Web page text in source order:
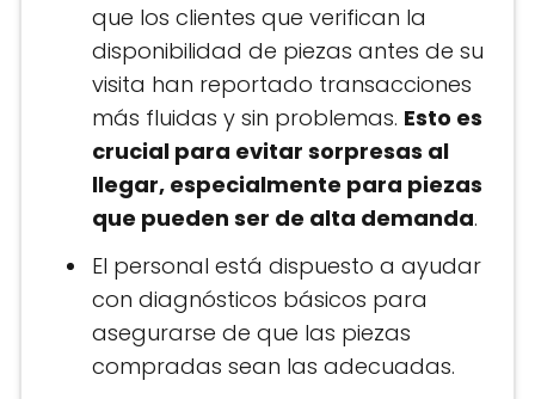
que los clientes que verifican la
disponibilidad de piezas antes de su
visita han reportado transacciones
más fluidas y sin problemas. Esto es
crucial para evitar sorpresas al
llegar, especialmente para piezas
que pueden ser de alta demanda​​.
El personal está dispuesto a ayudar
con diagnósticos básicos para
asegurarse de que las piezas
compradas sean las adecuadas.